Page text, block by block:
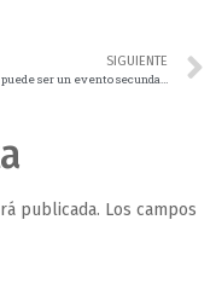
SIGUIENTE
El océano puede ser un evento secundario en la COP26, pero su influencia en el clima no lo es (ECO2, COP26)
publicada. Los campos